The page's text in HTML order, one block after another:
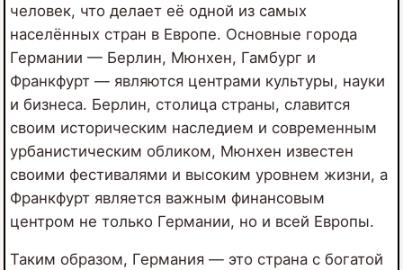
человек, что делает её одной из самых
населённых стран в Европе. Основные города
Германии — Берлин, Мюнхен, Гамбург и
Франкфурт — являются центрами культуры, науки
и бизнеса. Берлин, столица страны, славится
своим историческим наследием и современным
урбанистическим обликом, Мюнхен известен
своими фестивалями и высоким уровнем жизни, а
Франкфурт является важным финансовым
центром не только Германии, но и всей Европы.
Таким образом, Германия — это страна с богатой